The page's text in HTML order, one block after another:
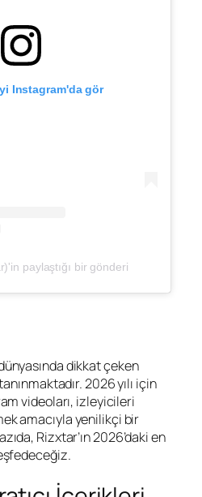
Instagram'da gör
paylaştığı bir gönderi
dikkat çeken
2026 yılı için
videoları, izleyicileri
amacıyla yenilikçi bir
Rizxtar’ın 2026’daki en